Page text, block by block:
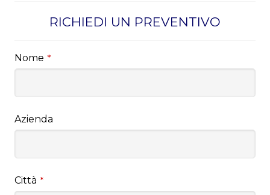
RICHIEDI UN PREVENTIVO
Nome *
Azienda
Città *